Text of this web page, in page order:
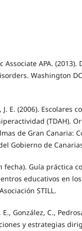
Associate APA.
Washington
J. E. (2006). Escolares
(TDAH).
de Gran Canaria:
Gobierno de
fecha). Guía práctica
educativos en
STILL.
González, C.,
y estrategias